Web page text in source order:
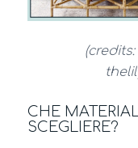
CHE
SCEGLIERE?